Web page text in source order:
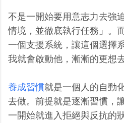
不是一開始要用意志力去強
情境，並徹底執行任務」。
一個支援系統，讓這個選擇
我就會啟動他，漸漸的更想
養成習慣就是一個人的自動
去做。前提就是逐漸習慣，
一開始就進入拒絕與反抗的狀